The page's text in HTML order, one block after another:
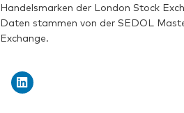
Handelsmarken der London Stock
Daten stammen von der SEDOL
Exchange.